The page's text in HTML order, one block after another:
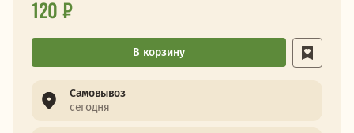
120 ₽
В корзину
Самовывоз
сегодня